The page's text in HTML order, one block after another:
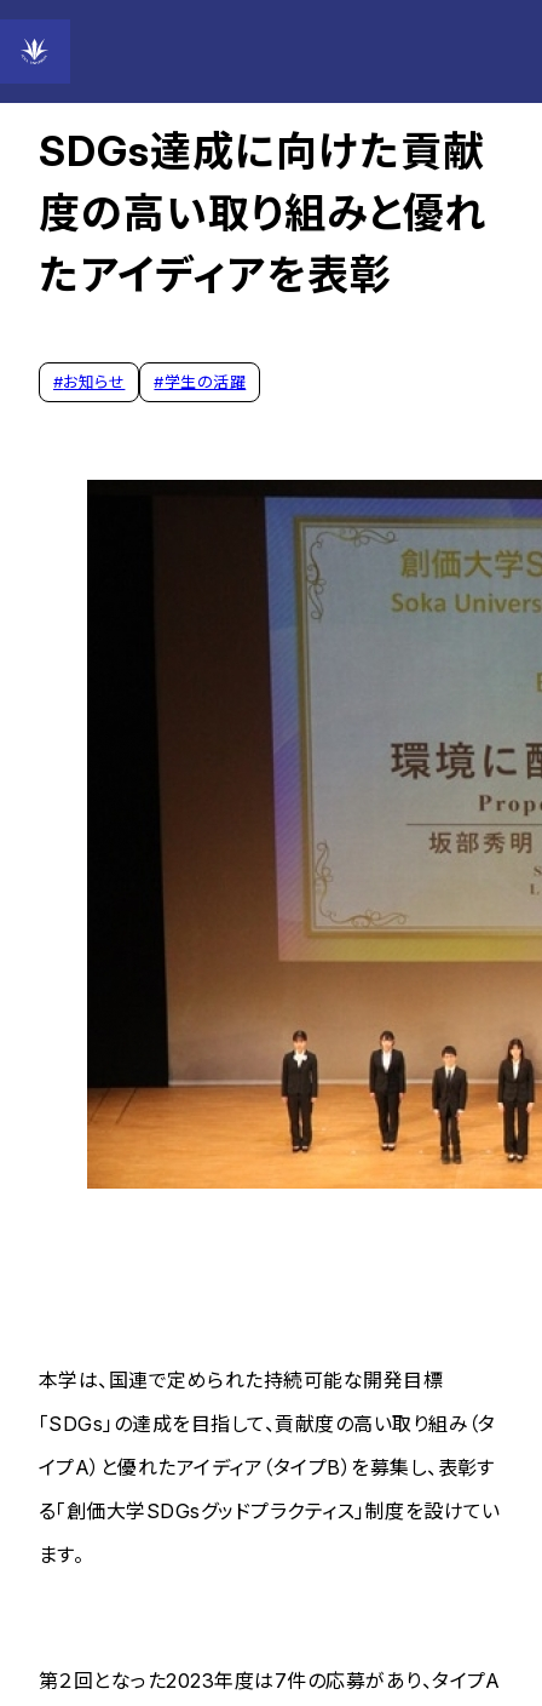
2024年06月21日
SDGs達成に向けた貢献
度の高い取り組みと優れ
たアイディアを表彰
#お知らせ #学生の活躍
本学は、国連で定められた持続可能な開発目標
「SDGs」の達成を目指して、貢献度の高い取り組み（タ
イプA）と優れたアイディア（タイプB）を募集し、表彰す
る「創価大学SDGsグッドプラクティス」制度を設けてい
ます。
第２回となった2023年度は7件の応募があり、タイプA